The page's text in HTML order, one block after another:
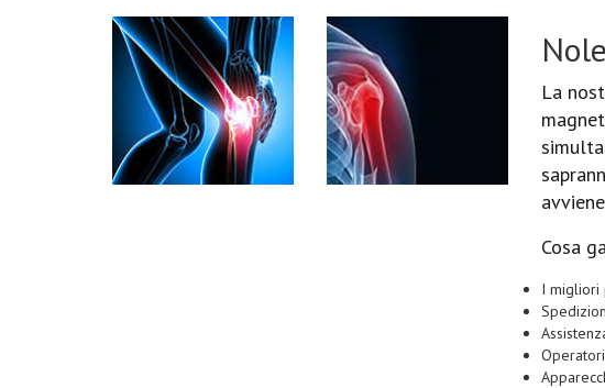
La
Cosa
I migliori